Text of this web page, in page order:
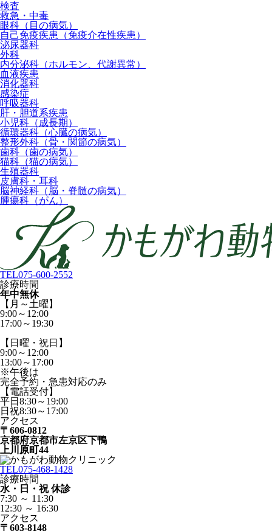
検査
救急・中毒
眼科（目の病気）
自己免疫疾患（免疫介在性疾患）
泌尿器科
外科
内分泌科（ホルモン、代謝異常）
血液疾患
消化器科
感染症
呼吸器科
肝・胆道系疾患
小児科（成長期）
循環器科（心臓の病気）
整形外科（骨・関節の病気）
歯科（歯の病気）
猫科（猫の病気）
生殖器科
皮膚科・耳科
脳神経科（脳・脊髄の病気）
腫瘍科（がん）
TEL075-600-2552
診療時間
年中無休
【月～土曜】
9:00～12:00
17:00～19:30
【日曜・祝日】
9:00～12:00
13:00～17:00
※午後は
完全予約・急患対応のみ
【電話受付】
平日8:30～19:00
日祝8:30～17:00
アクセス
〒606-0812
京都府京都市左京区下鴨
上川原町44
TEL075-468-1428
診療時間
水・日・祝 休診
7:30 ～ 11:30
12:30 ～ 16:30
アクセス
〒603-8148